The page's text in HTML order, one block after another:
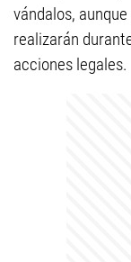
vándalos,
realizarán
acciones legales.